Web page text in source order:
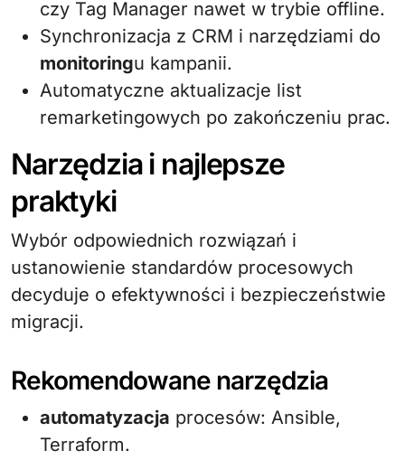
czy Tag Manager nawet w trybie offline.
Synchronizacja z CRM i narzędziami do
monitoringu kampanii.
Automatyczne aktualizacje list
remarketingowych po zakończeniu prac.
Narzędzia i najlepsze
praktyki
Wybór odpowiednich rozwiązań i
ustanowienie standardów procesowych
decyduje o efektywności i bezpieczeństwie
migracji.
Rekomendowane narzędzia
automatyzacja procesów: Ansible,
Terraform.